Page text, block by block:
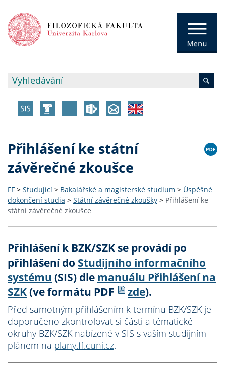
Přihlášení ke státní
závěrečné zkoušce
FF > Studující > Bakalářské a magisterské studium > Úspěšné
dokončení studia > Státní závěrečné zkoušky > Přihlášení ke
státní závěrečné zkoušce
Přihlášení k BZK/SZK se provádí po
přihlášení do Studijního informačního
systému (SIS) dle manuálu Přihlášení na
SZK(ve formátu PDF zde).
Před samotným přihlášením k termínu BZK/SZK je
doporučeno zkontrolovat si části a tématické
okruhy BZK/SZK nabízené v SIS s vaším studijním
plánem na plany.ff.cuni.cz.